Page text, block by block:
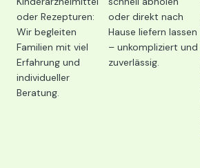
oder Rezepturen:
Wir begleiten
Familien mit viel
Erfahrung und
individueller
Beratung.
oder direkt nach
Hause liefern lassen
– unkompliziert und
zuverlässig.